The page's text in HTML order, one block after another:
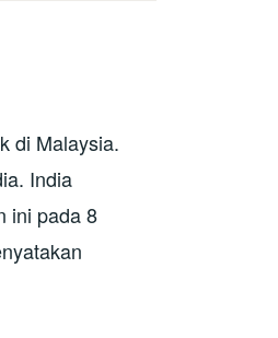
di Malaysia.
India
ini pada 8